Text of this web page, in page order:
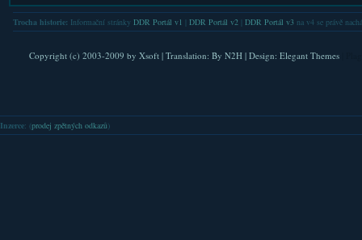
Trocha historie: Informační stránky DDR Portál v1 DDR Portál v2| DDR Portál v3na v4 se právě
Copyright (c) 2003-2009 by Xsoft| Translation: By N2H| Design: Elegant Themes
Inzerce: (prodej zpětných odkazů )